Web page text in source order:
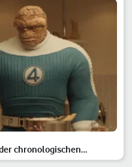
chronologischen